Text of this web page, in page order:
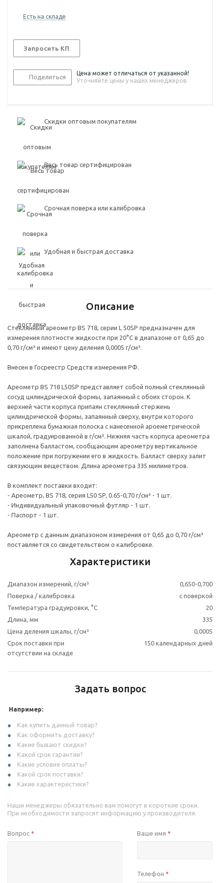
Есть на складе
Запросить КП
Поделиться
Цена может отличаться от указанной!
Уточняйте цены у наших менеджеров.
Скидки оптовым покупателям
Весь товар сертифицирован
Срочная поверка или калибровка
Удобная и быстрая доставка
Описание
Стеклянный ареометр BS 718, серии L 50SP предназначен для
измерения плотности жидкости при 20°C в диапазоне от 0,65 до
0,70 г/см³ и имеют цену деления 0,0005 г/см³.
Внесен в Госреестр Средств измерения РФ.
Ареометр BS 718 L50SP представляет собой полный стеклянный
сосуд цилиндрической формы, запаянный с обоих сторон. К
верхней части корпуса припаян стеклянный стержень
цилиндрической формы, запаянный сверху, внутри которого
прикреплена бумажная полоска с нанесенной ароеметрической
шкалой, градуированной в г/см³. Нижняя часть корпуса ареометра
заполнена балластом, сообщающим ареометру вертикальное
положение при погружении его в жидкость. Балласт сверху залит
связующим веществом. Длина ареометра 335 милиметров.
В комплект поставки входит:
- Ареометр, BS 718, серия L50 SP, 0.65-0,70 г/см³ - 1 шт.
- Индивидуальный упаковочный футляр - 1 шт.
- Паспорт - 1 шт.
Ареометр с данным диапазоном измерения от 0,65 до 0,70 г/см³
поставляется со свидетельством о калибровке.
Характеристики
Диапазон измерений, г/см³
0,650-0,700
Поверка / калибровка
с поверкой
Температура градуировки, °С
20
Длина, мм
335
Цена деления шкалы, г/см³
0,0005
Срок поставки при
отсутствии на складе
150 календарных дней
Задать вопрос
Например:
Как купить данный товар?
Как оформить доставку?
Какие бывают скидки?
Какой срок гарантии?
Какие условия оплаты?
Какой срок поставки?
Какие характеристики?
Наши менеджеры обязательно вам помогут в короткие сроки.
При необходимости запросят информацию у производителя.
Вопрос * Ваше имя *
Телефон *